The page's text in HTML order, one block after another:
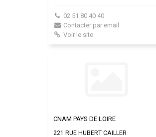
02 51 80 40 40
Contacter par email
Voir le site
CNAM PAYS DE LOIRE
221 RUE HUBERT CAILLER